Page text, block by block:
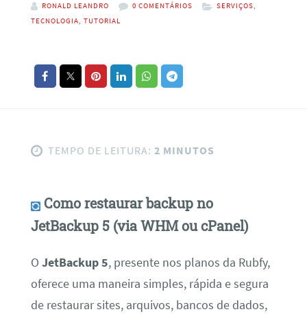
RONALD LEANDRO 0 COMENTÁRIOS SERVIÇOS,
TECNOLOGIA, TUTORIAL
TEMPO DE LEITURA: 2 MINUTOS
Como restaurar backup no
JetBackup 5 (via WHM ou cPanel)
O JetBackup 5, presente nos planos da Rubfy,
oferece uma maneira simples, rápida e segura
de restaurar sites, arquivos, bancos de dados,